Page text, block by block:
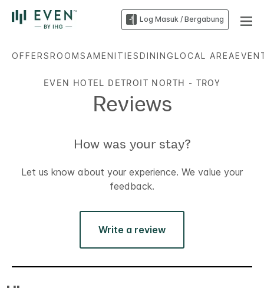
Log Masuk / Bergabung
OFFERSROOMS AMENITIESDININGLOCAL AREA
EVEN HOTEL DETROIT NORTH - TROY
Reviews
How was your stay?
Let us know about your experience. We value your
feedback.
Write a review